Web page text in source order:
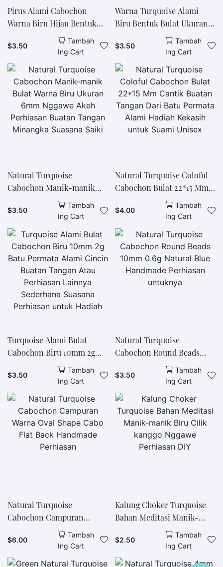
Pirus Alami Cabochon
Warna Biru Hijau Bentuk
Bulat Ukuran 8 Mm Berat
Membuat Perhiasan Manik-
$3.50
Tambah
Ing Cart
Warna Turquoise Alami
Biru Bentuk Bulat Ukuran
10m Berat 1.1g Cabochon
Perhiasan Membuat Kalung
Berbeda
$3.50
Tambah
Ing Cart
Natural Turquoise
Cabochon Manik-manik
Bulat Warna Biru Ukuran
6mm Nggawe Akeh
Minangka Suasana Saiki
$3.50
Tambah
Ing Cart
Natural Turquoise Coloful
Cabochon Bulat 22*15 Mm
Cantik Buatan Tangan Dari
Batu Permata Alami Hadiah
Unisex
$4.00
Tambah
Ing Cart
Turquoise Alami Bulat
Cabochon Biru 10mm 2g
Batu Permata Alami Cincin
Buatan Tangan Atau
Sederhana Suasana
Perhiasan untuk Hadiah
$3.50
Tambah
Ing Cart
Natural Turquoise
Cabochon Round Beads
10mm 0.6g Natural Blue
Handmade Perhiasan
$3.50
Tambah
Ing Cart
Natural Turquoise
Cabochon Campuran
Warna Oval Shape Cabo
Flat Back Handmade
$6.00
Tambah
Ing Cart
Kalung Choker Turquoise
Bahan Meditasi Manik-
manik Biru Cilik kanggo
Nggawe Perhiasan DIY
$2.50
Tambah
Ing Cart